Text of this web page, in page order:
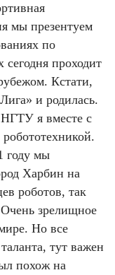
мы презентуем
по
проходит
Кстати,
и родилась.
я вместе с
году мы
Харбин на
роботов, так
зрелищное
Но все
тут важен
похож на